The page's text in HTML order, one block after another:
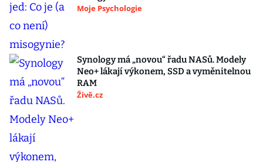
Moje Psychologie
Synology má „novou“ řadu NASů. Modely
Neo+ lákají výkonem, SSD a vyměnitelnou
RAM
Živě.cz